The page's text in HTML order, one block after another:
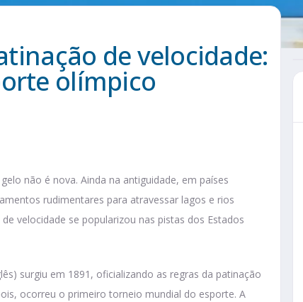
de velocidade:
olímpico
não é nova. Ainda na antiguidade, em países
rudimentares para atravessar lagos e rios
velocidade se popularizou nas pistas dos Estados
surgiu em 1891, oficializando as regras da patinação
ocorreu o primeiro torneio mundial do esporte. A